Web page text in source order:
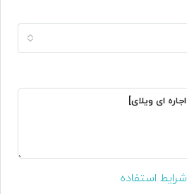
شرایط استفاده